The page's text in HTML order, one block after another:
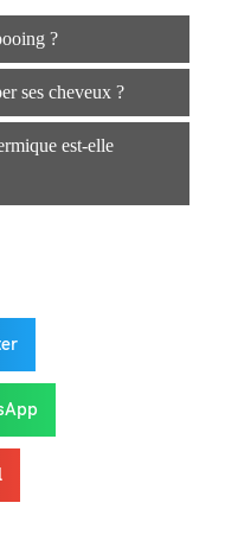
?
ses cheveux ?
est-elle